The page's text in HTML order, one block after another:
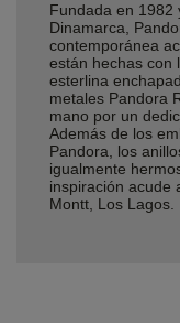
Fundada en 1982
Dinamarca,
contemporánea
están hechas con
esterlina
metales Pandora
mano por un
Además de los
Pandora, los
igualmente
inspiración acude
Montt, Los Lagos.